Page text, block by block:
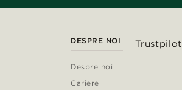
DESPRE NOI
Despre noi
Cariere
Trustpilot